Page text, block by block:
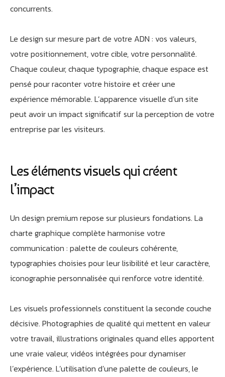
concurrents.
Le design sur mesure part de votre ADN : vos valeurs,
votre positionnement, votre cible, votre personnalité.
Chaque couleur, chaque typographie, chaque espace est
pensé pour raconter votre histoire et créer une
expérience mémorable. L’apparence visuelle d’un site
peut avoir un impact significatif sur la perception de votre
entreprise par les visiteurs.
Les éléments visuels qui créent
l’impact
Un design premium repose sur plusieurs fondations. La
charte graphique complète harmonise votre
communication : palette de couleurs cohérente,
typographies choisies pour leur lisibilité et leur caractère,
iconographie personnalisée qui renforce votre identité.
Les visuels professionnels constituent la seconde couche
décisive. Photographies de qualité qui mettent en valeur
votre travail, illustrations originales quand elles apportent
une vraie valeur, vidéos intégrées pour dynamiser
l’expérience. L’utilisation d’une palette de couleurs, le